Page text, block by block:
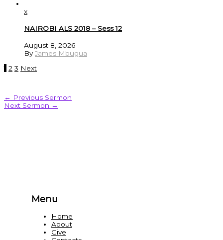
x
NAIROBI ALS 2018 – Sess 12
August 8, 2026
ByJames Mbugua
2 3 Next
← Previous Sermon
Next Sermon →
Menu
Home
About
Give